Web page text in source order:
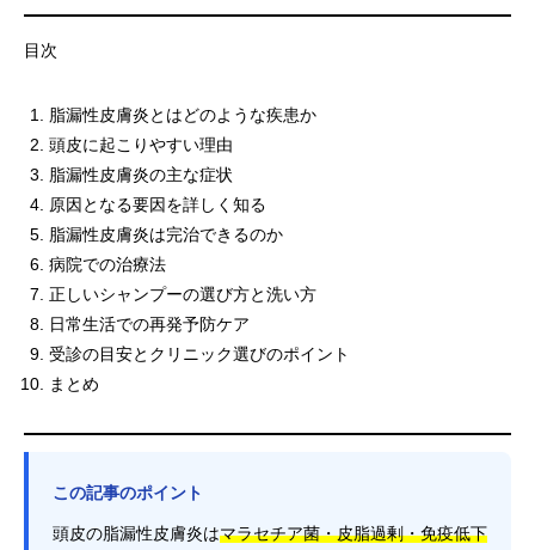
目次
脂漏性皮膚炎とはどのような疾患か
頭皮に起こりやすい理由
脂漏性皮膚炎の主な症状
原因となる要因を詳しく知る
脂漏性皮膚炎は完治できるのか
病院での治療法
正しいシャンプーの選び方と洗い方
日常生活での再発予防ケア
受診の目安とクリニック選びのポイント
まとめ
この記事のポイント
頭皮の脂漏性皮膚炎はマラセチア菌・皮脂過剰・免疫低下